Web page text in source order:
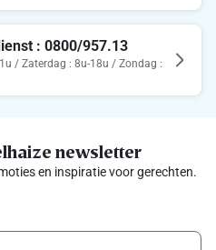
: 0800/957.13
/ Zaterdag : 8u-18u / Zondag :
newsletter
en inspiratie voor gerechten.